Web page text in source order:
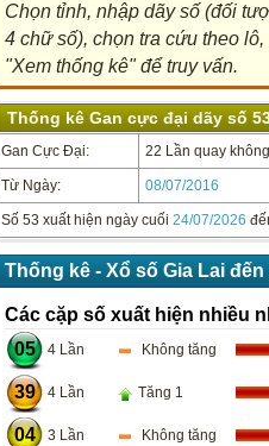
Chọn tỉnh, nhập dãy số (đối
4 chữ số), chọn tra cứu theo
"Xem thống kê" để truy vấn.
Thống kê Gan cực đại dãy số
Gan Cực Đại: 22 Lần quay
Từ Ngày: 08/07/2016
Số 53 xuất hiện ngày cuối 24/07/2026
Thống kê - Xổ số Gia Lai đến
Các cặp số xuất hiện nhiều
05
4 Lần Không tăng
39 4 Lần Tăng 1
04 3 Lần Không tăng